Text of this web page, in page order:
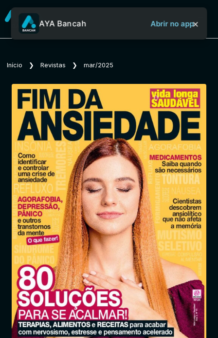
Sobre o Aya Bancah
Revistas
Jornais
Notícias
Entrar
AYA Bancah Abrir no app×
Início ❯ Revistas ❯ mar/2025